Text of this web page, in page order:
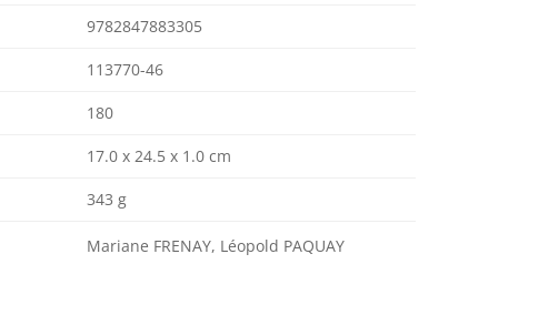
9782847883305
113770-46
180
17.0 x 24.5 x 1.0 cm
343 g
Mariane FRENAY, Léopold PAQUAY